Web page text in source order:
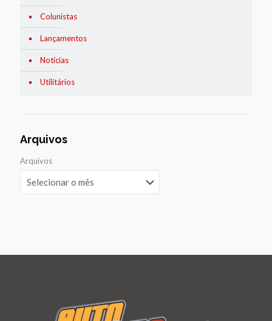
Colunistas
Lançamentos
Notícias
Utilitários
Arquivos
Arquivos